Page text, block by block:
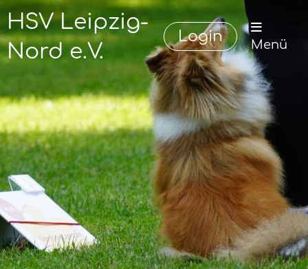
HSV Leipzig-
Nord e.V.
Login Menü